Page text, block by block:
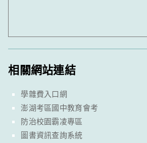
相關網站連結
學雜費入口網
澎湖考區國中教育會考
防治校園霸凌專區
圖書資訊查詢系統